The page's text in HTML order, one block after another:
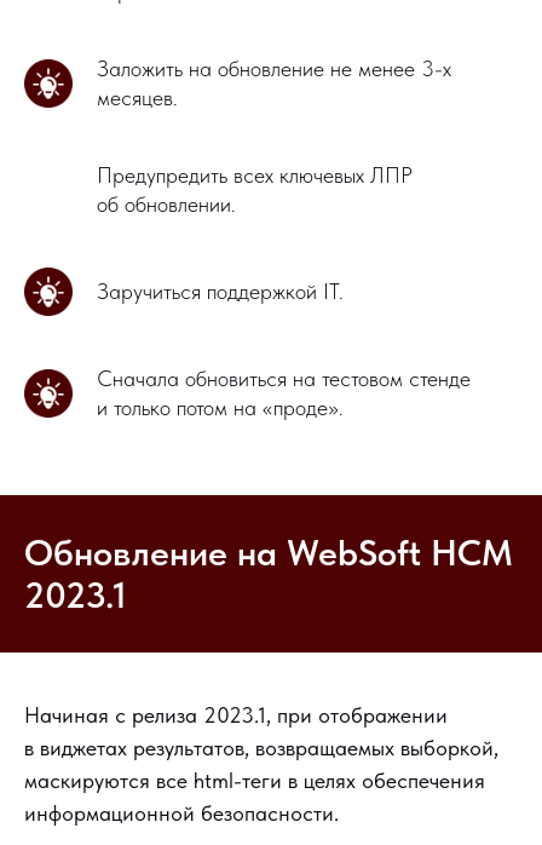
Заложить на обновление не менее 3-х
месяцев.
Предупредить всех ключевых ЛПР
об обновлении.
Заручиться поддержкой IT.
Сначала обновиться на тестовом стенде
и только потом на «проде».
Обновление на WebSoft HCM
2023.1
Начиная с релиза 2023.1, при отображении
в виджетах результатов, возвращаемых выборкой,
маскируются все html-теги в целях обеспечения
информационной безопасности.